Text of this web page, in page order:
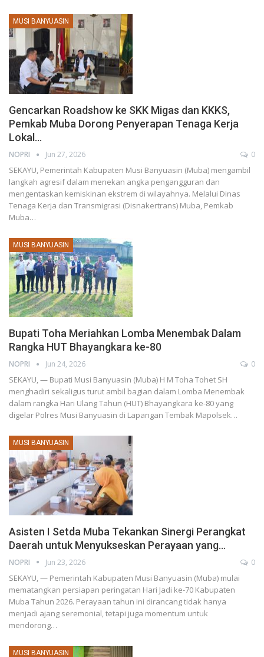
MUSI BANYUASIN
Gencarkan Roadshow ke SKK Migas dan KKKS,
Pemkab Muba Dorong Penyerapan Tenaga Kerja
Lokal…
NOPRI Jun 27, 2026 0
SEKAYU, Pemerintah Kabupaten Musi Banyuasin (Muba) mengambil
langkah agresif dalam menekan angka pengangguran dan
mengentaskan kemiskinan ekstrem di wilayahnya. Melalui Dinas
Tenaga Kerja dan Transmigrasi (Disnakertrans) Muba, Pemkab
Muba…
MUSI BANYUASIN
Bupati Toha Meriahkan Lomba Menembak Dalam
Rangka HUT Bhayangkara ke-80
NOPRI Jun 24, 2026 0
SEKAYU, — Bupati Musi Banyuasin (Muba) H M Toha Tohet SH
menghadiri sekaligus turut ambil bagian dalam Lomba Menembak
dalam rangka Hari Ulang Tahun (HUT) Bhayangkara ke-80 yang
digelar Polres Musi Banyuasin di Lapangan Tembak Mapolsek…
MUSI BANYUASIN
Asisten I Setda Muba Tekankan Sinergi Perangkat
Daerah untuk Menyukseskan Perayaan yang…
NOPRI Jun 23, 2026 0
SEKAYU, — Pemerintah Kabupaten Musi Banyuasin (Muba) mulai
mematangkan persiapan peringatan Hari Jadi ke-70 Kabupaten
Muba Tahun 2026. Perayaan tahun ini dirancang tidak hanya
menjadi ajang seremonial, tetapi juga momentum untuk
mendorong…
MUSI BANYUASIN